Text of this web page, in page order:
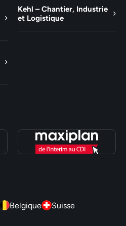
Kehl – Chantier, Industrie
et Logistique
Belgique
Suisse